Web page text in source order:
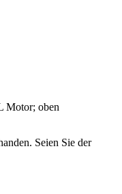
Motor; oben
Seien Sie der